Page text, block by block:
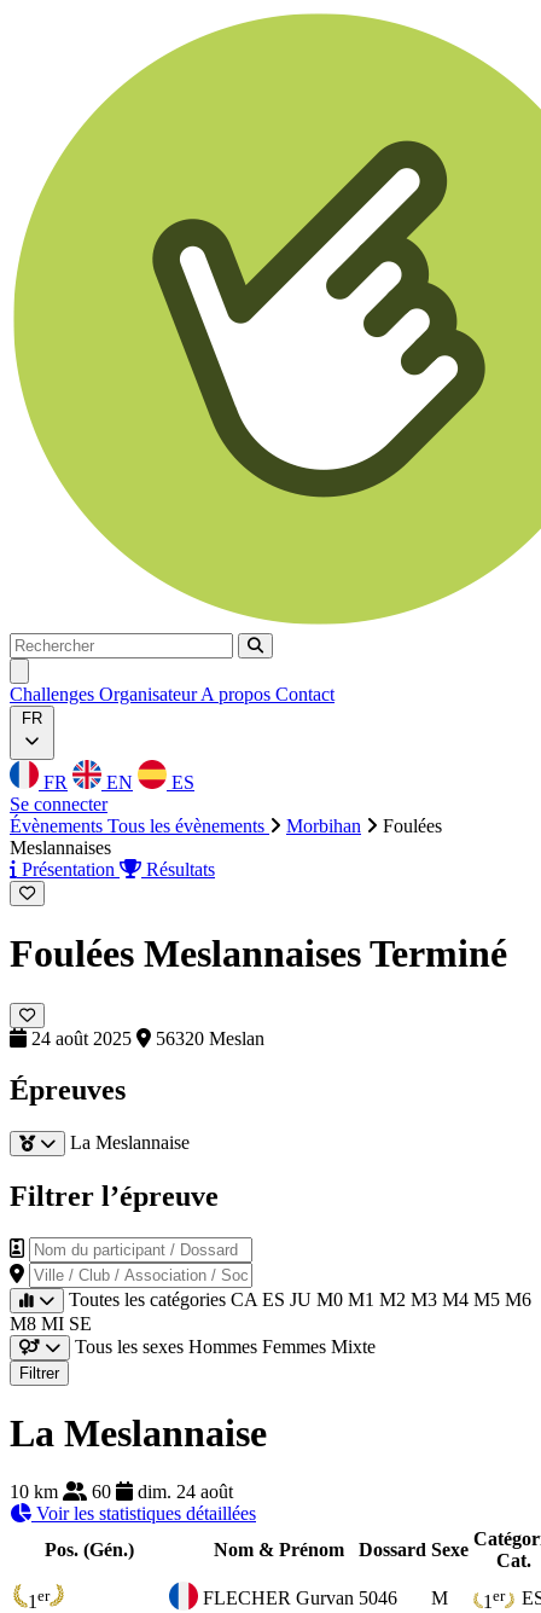
Rechercher
Rechercher
Challenges OrganisateurA propos Contact
FR
FR EN
ES
Se connecter
Évènements Tous les évènements Morbihan
Foulées
Meslannaises
Présentation
Résultats
Foulées MeslannaisesTerminé
24 août 2025 56320 Meslan
Épreuves
La Meslannaise
Filtrer l’épreuve
Nom du participant / Dossard
Ville / Club / Association / Société
Toutes les catégories CA ES JU M0 M1 M2 M3 M4 M5 M6
M8 MI SE
Tous les sexes Hommes Femmes Mixte
Filtrer
La Meslannaise
10 km 60
dim. 24 août
Voir les statistiques détaillées
Pos. (Gén.)
Nom & Prénom Dossard Sexe
Cat.
1 er FLECHER Gurvan 5046 M 1 er